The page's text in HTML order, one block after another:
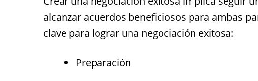
alcanzar acuerdos beneficiosos para ambas
clave para lograr una negociación exitosa:
Preparación